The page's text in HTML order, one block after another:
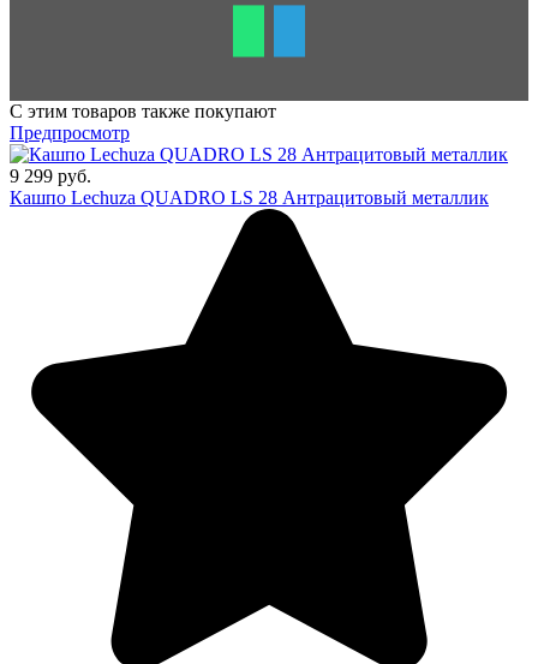
С этим товаров также покупают
Предпросмотр
9 299 руб.
Кашпо Lechuza QUADRO LS 28 Антрацитовый металлик